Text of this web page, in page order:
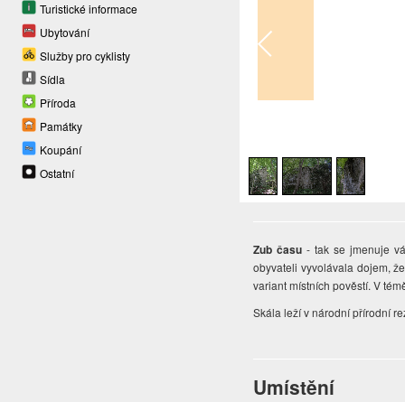
Turistické informace
Ubytování
Služby pro cyklisty
Sídla
Příroda
Památky
Koupání
Ostatní
Zub času - tak se jmenuje
obyvateli vyvolávala dojem,
variant místních pověstí. V
Skála leží v národní přírodní
Umístění